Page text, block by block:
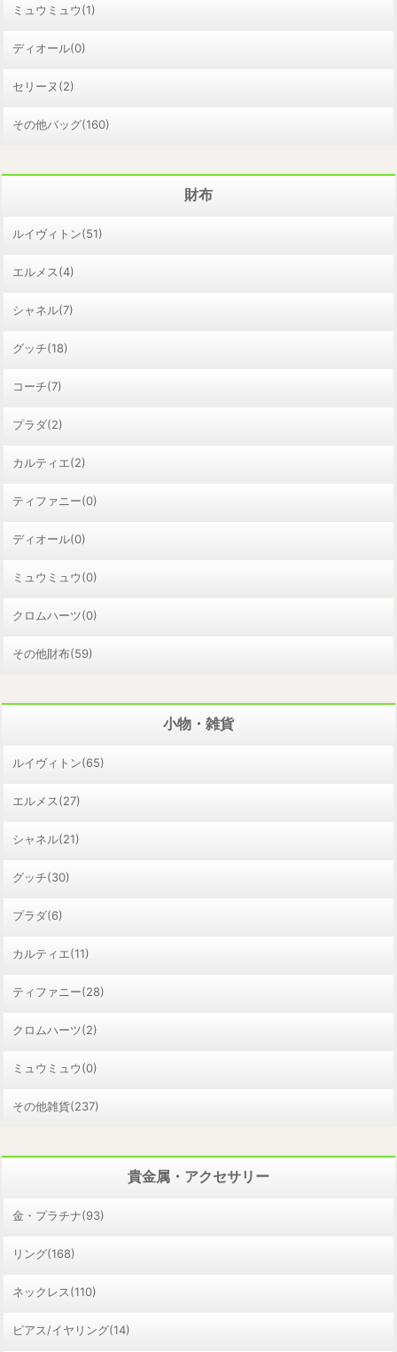
ミュウミュウ(1)
ディオール(0)
セリーヌ(2)
その他バッグ(160)
財布
ルイヴィトン(51)
エルメス(4)
シャネル(7)
グッチ(18)
コーチ(7)
プラダ(2)
カルティエ(2)
ティファニー(0)
ディオール(0)
ミュウミュウ(0)
クロムハーツ(0)
その他財布(59)
小物・雑貨
ルイヴィトン(65)
エルメス(27)
シャネル(21)
グッチ(30)
プラダ(6)
カルティエ(11)
ティファニー(28)
クロムハーツ(2)
ミュウミュウ(0)
その他雑貨(237)
貴金属・アクセサリー
金・プラチナ(93)
リング(168)
ネックレス(110)
ピアス/イヤリング(14)